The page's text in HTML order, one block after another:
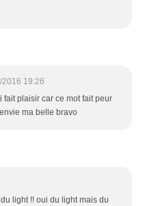
2016 19:26
plaisir car ce mot fait peur
ma belle bravo
light !! oui du light mais du